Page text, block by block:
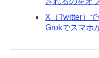
X（Twitter）
Grokでスマホ